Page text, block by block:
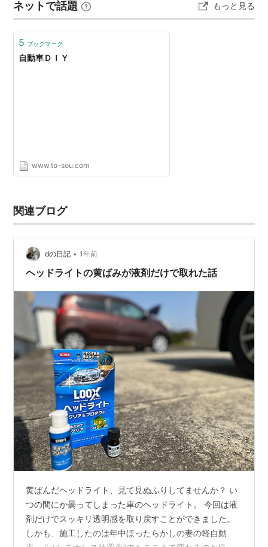
ネットで話題 もっと見る
5 ブックマーク
自動車ＤＩＹ
www.to-sou.com
関連ブログ
dの日記 • 1年前
ヘッドライトの黄ばみが液剤だけで取れた話
黄ばんだヘッドライト、見て見ぬふりしてませんか？ い
つの間にか曇ってしまった車のヘッドライト。 今回は液
剤だけでスッキリ透明感を取り戻すことができました。
しかも、施工したのは年中ほったらかしの妻の軽自動